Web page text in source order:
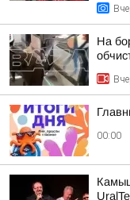
На
00:00